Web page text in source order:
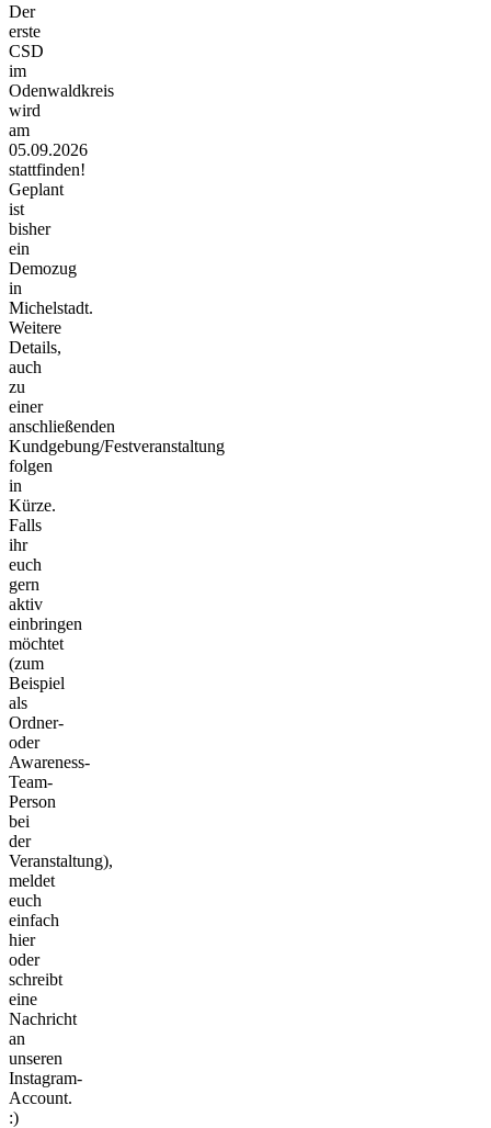
Der
erste
CSD
im
Odenwaldkreis
wird
am
05.09.2026
stattfinden!
Geplant
ist
bisher
ein
Demozug
in
Michelstadt.
Weitere
Details,
auch
zu
einer
anschließenden
Kundgebung/Festveranstaltung
folgen
in
Kürze.
Falls
ihr
euch
gern
aktiv
einbringen
möchtet
(zum
Beispiel
als
Ordner-
oder
Awareness-
Team-
Person
bei
der
Veranstaltung),
meldet
euch
einfach
hier
oder
schreibt
eine
Nachricht
an
unseren
Instagram-
Account.
:)